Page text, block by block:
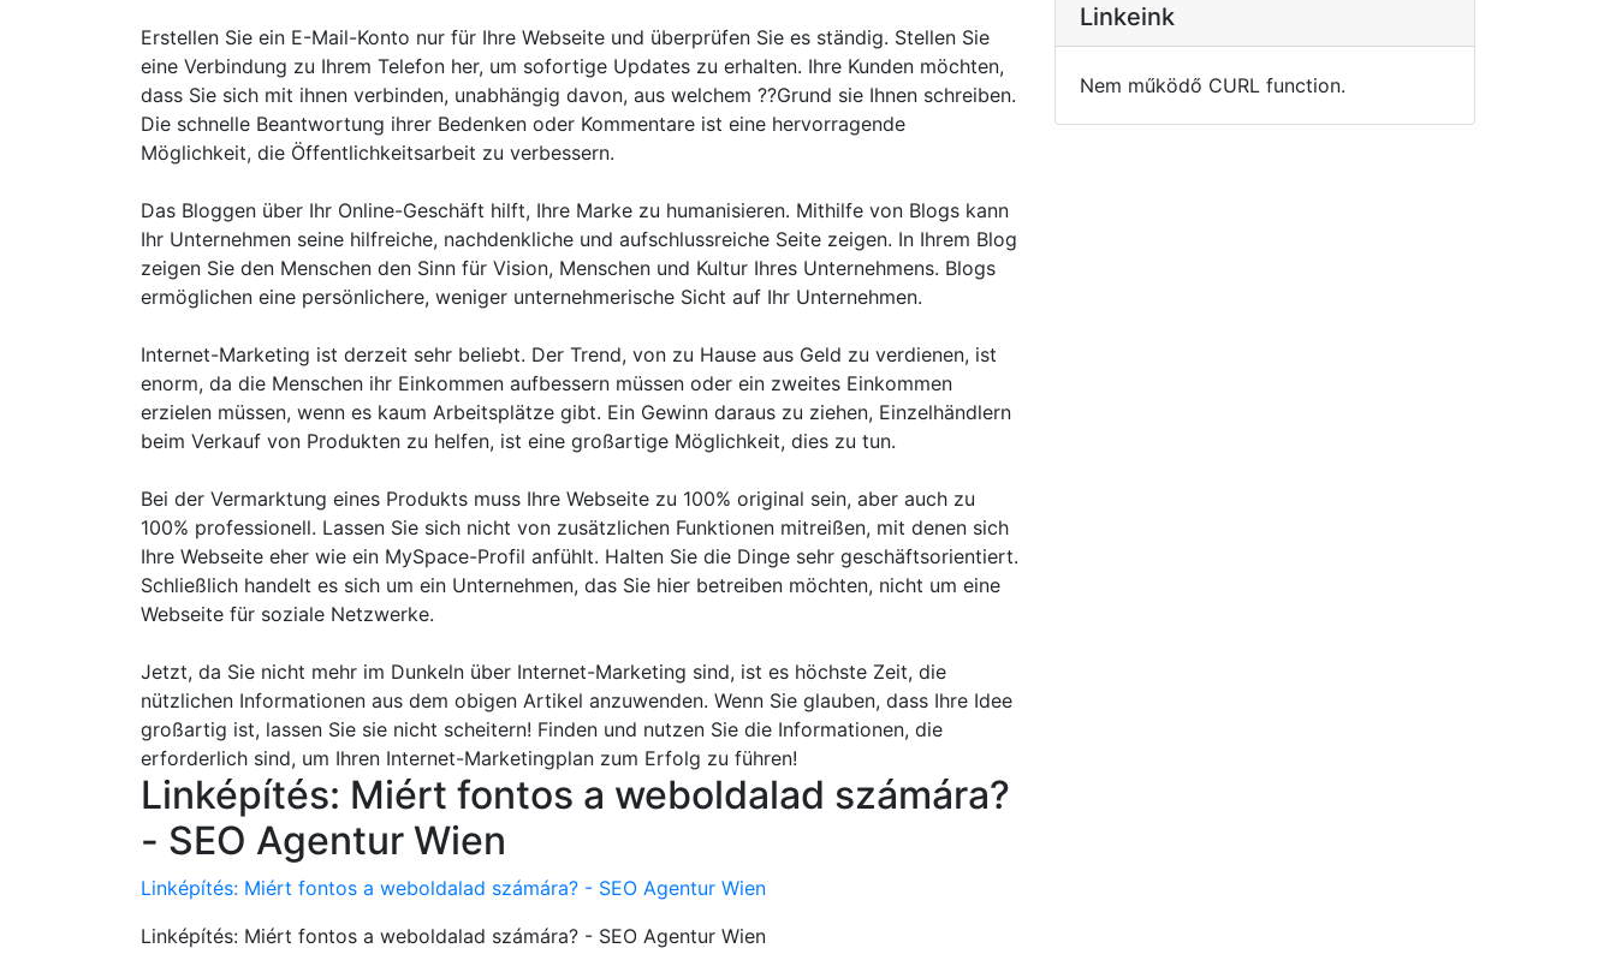
Erstellen Sie ein E-Mail-Konto nur für Ihre Webseite und überprüfen Sie es ständig. Stellen Sie
eine Verbindung zu Ihrem Telefon her, um sofortige Updates zu erhalten. Ihre Kunden möchten,
dass Sie sich mit ihnen verbinden, unabhängig davon, aus welchem ??Grund sie Ihnen schreiben.
Die schnelle Beantwortung ihrer Bedenken oder Kommentare ist eine hervorragende
Möglichkeit, die Öffentlichkeitsarbeit zu verbessern.
Das Bloggen über Ihr Online-Geschäft hilft, Ihre Marke zu humanisieren. Mithilfe von Blogs kann
Ihr Unternehmen seine hilfreiche, nachdenkliche und aufschlussreiche Seite zeigen. In Ihrem Blog
zeigen Sie den Menschen den Sinn für Vision, Menschen und Kultur Ihres Unternehmens. Blogs
ermöglichen eine persönlichere, weniger unternehmerische Sicht auf Ihr Unternehmen.
Internet-Marketing ist derzeit sehr beliebt. Der Trend, von zu Hause aus Geld zu verdienen, ist
enorm, da die Menschen ihr Einkommen aufbessern müssen oder ein zweites Einkommen
erzielen müssen, wenn es kaum Arbeitsplätze gibt. Ein Gewinn daraus zu ziehen, Einzelhändlern
beim Verkauf von Produkten zu helfen, ist eine großartige Möglichkeit, dies zu tun.
Bei der Vermarktung eines Produkts muss Ihre Webseite zu 100% original sein, aber auch zu
100% professionell. Lassen Sie sich nicht von zusätzlichen Funktionen mitreißen, mit denen sich
Ihre Webseite eher wie ein MySpace-Profil anfühlt. Halten Sie die Dinge sehr geschäftsorientiert.
Schließlich handelt es sich um ein Unternehmen, das Sie hier betreiben möchten, nicht um eine
Webseite für soziale Netzwerke.
Jetzt, da Sie nicht mehr im Dunkeln über Internet-Marketing sind, ist es höchste Zeit, die
nützlichen Informationen aus dem obigen Artikel anzuwenden. Wenn Sie glauben, dass Ihre Idee
großartig ist, lassen Sie sie nicht scheitern! Finden und nutzen Sie die Informationen, die
erforderlich sind, um Ihren Internet-Marketingplan zum Erfolg zu führen!
Linképítés: Miért fontos a weboldalad számára?
- SEO Agentur Wien
Linképítés: Miért fontos a weboldalad számára? - SEO Agentur Wien
Linképítés: Miért fontos a weboldalad számára? - SEO Agentur Wien
Linkeink
Nem működő CURL function.